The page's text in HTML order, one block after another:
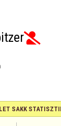

SAKK